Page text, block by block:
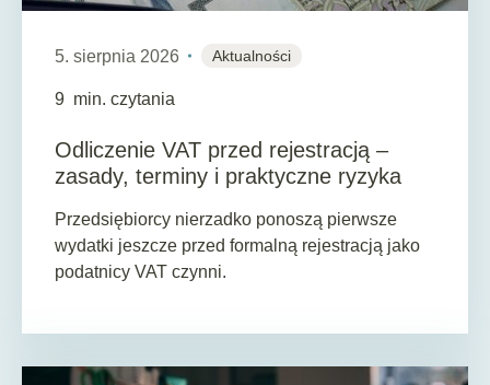
5. sierpnia 2026 Aktualności
9 min. czytania
Odliczenie VAT przed rejestracją –
zasady, terminy i praktyczne ryzyka
Przedsiębiorcy nierzadko ponoszą pierwsze
wydatki jeszcze przed formalną rejestracją jako
podatnicy VAT czynni.